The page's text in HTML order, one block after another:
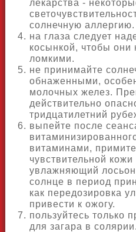
лекарства -
солнечную аллергию.
на глаза следует
косынкой, чтобы они
ломкими.
не принимайте
обнаженными,
молочных желез.
действительно
тридцатилетний
выпейте после
витаминами,
чувствительной
увлажняющий
солнце в период
как передозировка
привести к ожогу.
пользуйтесь только
для загара в солярии.